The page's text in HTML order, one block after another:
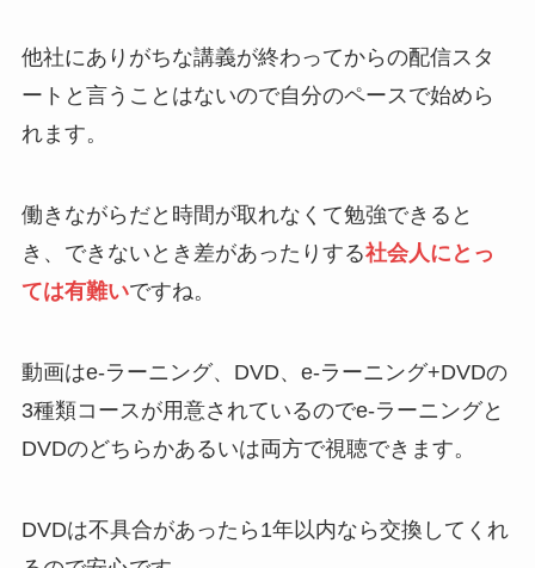
他社にありがちな講義が終わってからの配信スタ
ートと言うことはないので自分のペースで始めら
れます。
働きながらだと時間が取れなくて勉強できると
き、できないとき差があったりする社会人にとっ
ては有難いですね。
動画はe-ラーニング、DVD、e-ラーニング+DVDの
3種類コースが用意されているのでe-ラーニングと
DVDのどちらかあるいは両方で視聴できます。
DVDは不具合があったら1年以内なら交換してくれ